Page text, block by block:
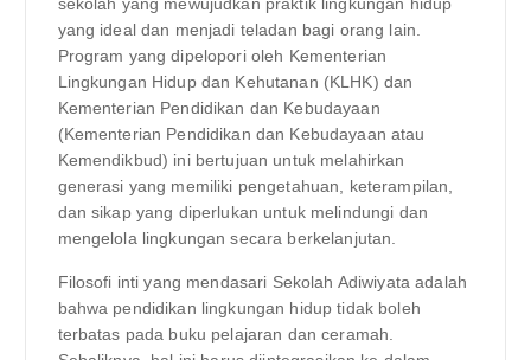
sekolah yang mewujudkan praktik lingkungan hidup
yang ideal dan menjadi teladan bagi orang lain.
Program yang dipelopori oleh Kementerian
Lingkungan Hidup dan Kehutanan (KLHK) dan
Kementerian Pendidikan dan Kebudayaan
(Kementerian Pendidikan dan Kebudayaan atau
Kemendikbud) ini bertujuan untuk melahirkan
generasi yang memiliki pengetahuan, keterampilan,
dan sikap yang diperlukan untuk melindungi dan
mengelola lingkungan secara berkelanjutan.
Filosofi inti yang mendasari Sekolah Adiwiyata adalah
bahwa pendidikan lingkungan hidup tidak boleh
terbatas pada buku pelajaran dan ceramah.